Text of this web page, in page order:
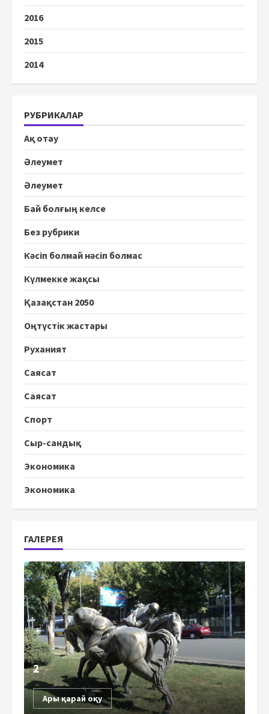
2016
2015
2014
РУБРИКАЛАР
Ақ отау
Әлеумет
Әлеумет
Бай болғың келсе
Без рубрики
Кәсіп болмай нәсіп болмас
Күлмекке жақсы
Қазақстан 2050
Оңтүстік жастары
Руханият
Саясат
Саясат
Спорт
Сыр-сандық
Экономика
Экономика
ГАЛЕРЕЯ
2
Ары қарай оқу